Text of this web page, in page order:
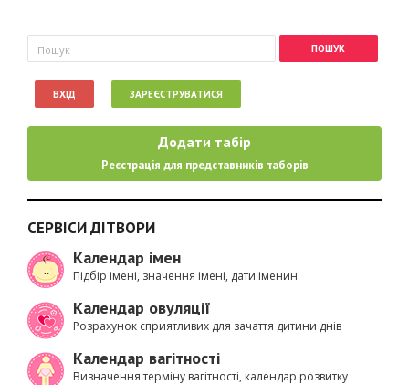
Пошукова форма
Пошук
ВХІД ЗАРЕЄСТРУВАТИСЯ
Додати табір
Реєстрація для представників таборів
СЕРВІСИ ДІТВОРИ
Календар імен
Підбір імені, значення імені, дати іменин
Календар овуляції
Розрахунок сприятливих для зачаття дитини днів
Календар вагітності
Визначення терміну вагітності, календар розвитку